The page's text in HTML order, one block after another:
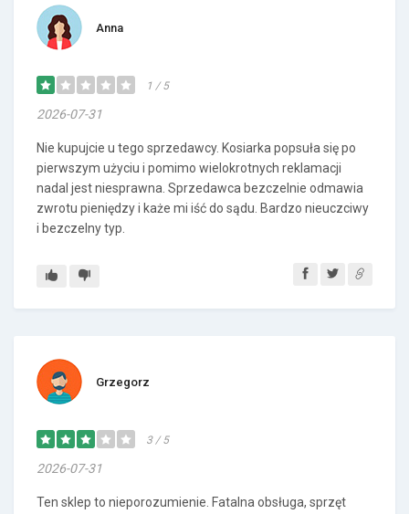
Anna
1 / 5
2026-07-31
Nie kupujcie u tego sprzedawcy. Kosiarka popsuła się po
pierwszym użyciu i pomimo wielokrotnych reklamacji
nadal jest niesprawna. Sprzedawca bezczelnie odmawia
zwrotu pieniędzy i każe mi iść do sądu. Bardzo nieuczciwy
i bezczelny typ.
Grzegorz
3 / 5
2026-07-31
Ten sklep to nieporozumienie. Fatalna obsługa, sprzęt